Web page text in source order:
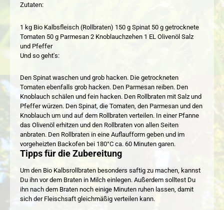
Zutaten:
1 kg Bio Kalbsfleisch (Rollbraten) 150 g Spinat 50 g getrocknete
Tomaten 50 g Parmesan 2 Knoblauchzehen 1 EL Olivenöl Salz
und Pfeffer
Und so geht's:
Den Spinat waschen und grob hacken. Die getrockneten
Tomaten ebenfalls grob hacken. Den Parmesan reiben. Den
Knoblauch schälen und fein hacken. Den Rollbraten mit Salz und
Pfeffer würzen. Den Spinat, die Tomaten, den Parmesan und den
Knoblauch um und auf dem Rollbraten verteilen. In einer Pfanne
das Olivenöl erhitzen und den Rollbraten von allen Seiten
anbraten. Den Rollbraten in eine Auflaufform geben und im
vorgeheizten Backofen bei 180°C ca. 60 Minuten garen.
Tipps für die Zubereitung
Um den Bio Kalbsrollbraten besonders saftig zu machen, kannst
Du ihn vor dem Braten in Milch einlegen. Außerdem solltest Du
ihn nach dem Braten noch einige Minuten ruhen lassen, damit
sich der Fleischsaft gleichmäßig verteilen kann.